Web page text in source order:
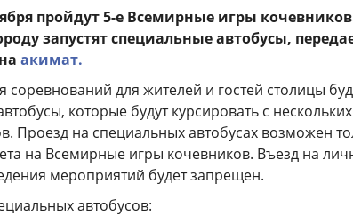
пройдут 5-е Всемирные игры
запустят специальные автобусы,
акимат.
соревнований для жителей и гостей столицы
которые будут курсировать с нескольких
Проезд на специальных автобусах возможен
на Всемирные игры кочевников. Въезд на
мероприятий будет запрещен.
автобусов: